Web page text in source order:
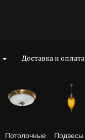
Доставка и оплата
Потолочные Подвесы